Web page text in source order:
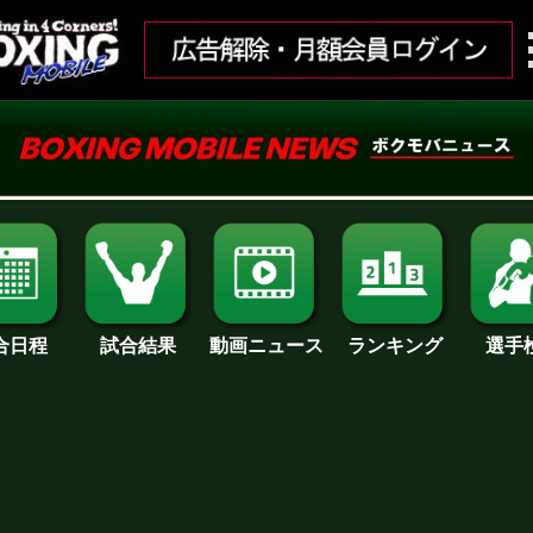
日程 試合結果 動画ニュース ランキング 選手